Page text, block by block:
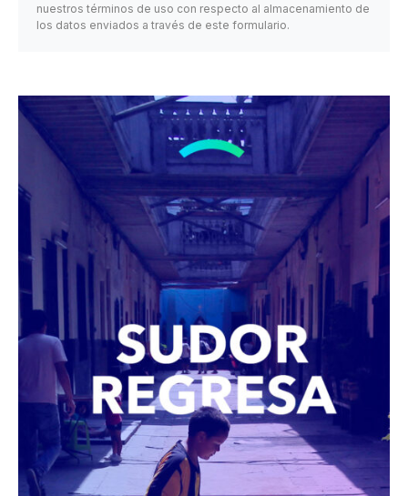
nuestros términos de uso con respecto al almacenamiento de
los datos enviados a través de este formulario.